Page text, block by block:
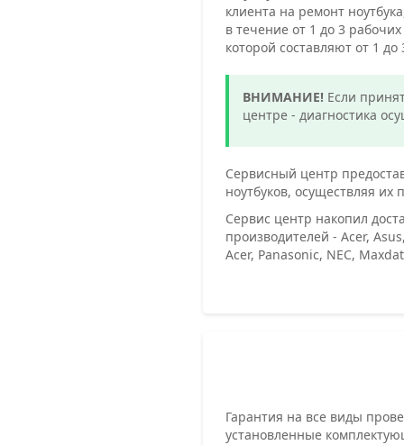
клиента на ремонт
в течение от 1 до 3
которой составляют от 1
ВНИМАНИЕ! Если
центре - диагностика
Сервисный центр
ноутбуков, осуществляя их
Сервис центр накопил
производителей - Acer,
Acer, Panasonic, NEC,
Гарантия на все виды
установленные